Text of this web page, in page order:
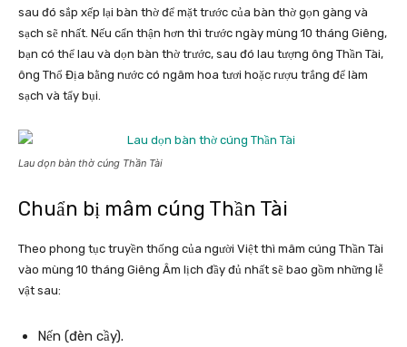
sau đó sắp xếp lại bàn thờ để mặt trước của bàn thờ gọn gàng và
sạch sẽ nhất. Nếu cẩn thận hơn thì trước ngày mùng 10 tháng Giêng,
bạn có thể lau và dọn bàn thờ trước, sau đó lau tượng ông Thần Tài,
ông Thổ Địa bằng nước có ngâm hoa tươi hoặc rượu trắng để làm
sạch và tẩy bụi.
Lau dọn bàn thờ cúng Thần Tài
Chuẩn bị mâm cúng Thần Tài
Theo phong tục truyền thống của người Việt thì mâm cúng Thần Tài
vào mùng 10 tháng Giêng Âm lịch đầy đủ nhất sẽ bao gồm những lễ
vật sau:
Nến (đèn cầy).